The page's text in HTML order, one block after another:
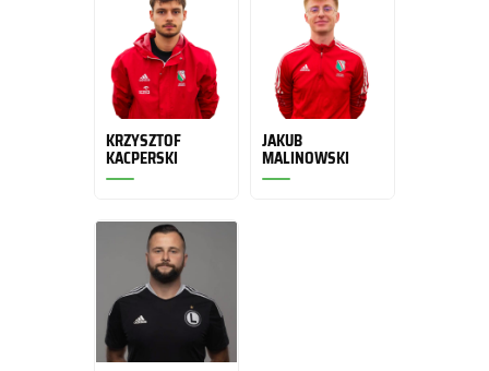
KRZYSZTOF
KACPERSKI
JAKUB
MALINOWSKI